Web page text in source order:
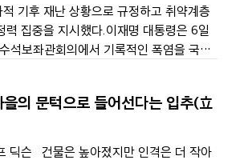
기후 재난 상황으로 규정하고 취약계층
력 집중을 지시했다.이재명 대통령은 6일
석보좌관회의에서 기록적인 폭염을 국가
규정하고 취약계층 안전 확보를 위한 행정
의 문턱으로 들어선다는 입추(立
딕슨 건물은 높아졌지만 인격은 더 작아